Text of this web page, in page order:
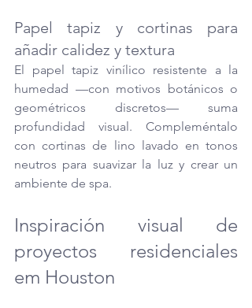
Papel tapiz y cortinas para
añadir calidez y textura
El papel tapiz vinílico resistente a la
humedad —con motivos botánicos o
geométricos discretos— suma
profundidad visual. Compleméntalo
con cortinas de lino lavado en tonos
neutros para suavizar la luz y crear un
ambiente de spa.
Inspiración visual de
proyectos residenciales
em Houston